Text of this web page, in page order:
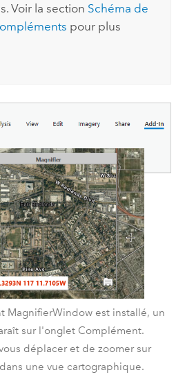
Voir la section Schéma de
pour plus
MagnifierWindow est installé, un
sur l'onglet Complément.
déplacer et de zoomer sur
une vue cartographique.